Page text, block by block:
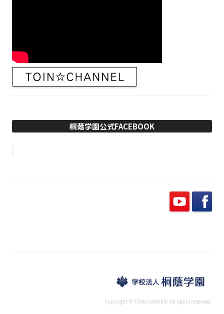
桐蔭学園公式FACEBOOK
Copyright © TOIN GAKUEN. All rights reserved.